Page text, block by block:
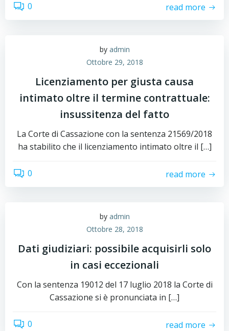
0 read more
by admin
Ottobre 29, 2018
Licenziamento per giusta causa
intimato oltre il termine contrattuale:
insussitenza del fatto
La Corte di Cassazione con la sentenza 21569/2018
ha stabilito che il licenziamento intimato oltre il […]
0 read more
by admin
Ottobre 28, 2018
Dati giudiziari: possibile acquisirli solo
in casi eccezionali
Con la sentenza 19012 del 17 luglio 2018 la Corte di
Cassazione si è pronunciata in […]
0 read more